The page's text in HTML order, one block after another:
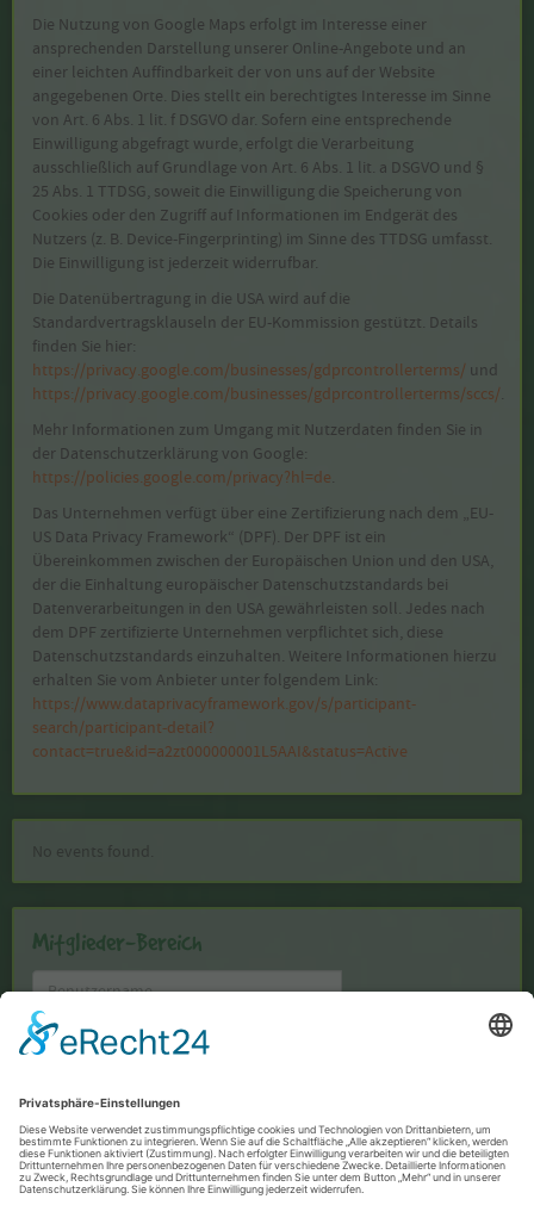
Die Nutzung von Google Maps erfolgt im Interesse einer
ansprechenden Darstellung unserer Online-Angebote und an
einer leichten Auffindbarkeit der von uns auf der Website
angegebenen Orte. Dies stellt ein berechtigtes Interesse im Sinne
von Art. 6 Abs. 1 lit. f DSGVO dar. Sofern eine entsprechende
Einwilligung abgefragt wurde, erfolgt die Verarbeitung
ausschließlich auf Grundlage von Art. 6 Abs. 1 lit. a DSGVO und §
25 Abs. 1 TTDSG, soweit die Einwilligung die Speicherung von
Cookies oder den Zugriff auf Informationen im Endgerät des
Nutzers (z. B. Device-Fingerprinting) im Sinne des TTDSG umfasst.
Die Einwilligung ist jederzeit widerrufbar.
Die Datenübertragung in die USA wird auf die
Standardvertragsklauseln der EU-Kommission gestützt. Details
finden Sie hier:
https://privacy.google.com/businesses/gdprcontrollerterms/ und
https://privacy.google.com/businesses/gdprcontrollerterms/sccs/.
Mehr Informationen zum Umgang mit Nutzerdaten finden Sie in
der Datenschutzerklärung von Google:
https://policies.google.com/privacy?hl=de.
Das Unternehmen verfügt über eine Zertifizierung nach dem „EU-
US Data Privacy Framework“ (DPF). Der DPF ist ein
Übereinkommen zwischen der Europäischen Union und den USA,
der die Einhaltung europäischer Datenschutzstandards bei
Datenverarbeitungen in den USA gewährleisten soll. Jedes nach
dem DPF zertifizierte Unternehmen verpflichtet sich, diese
Datenschutzstandards einzuhalten. Weitere Informationen hierzu
erhalten Sie vom Anbieter unter folgendem Link:
https://www.dataprivacyframework.gov/s/participant-
search/participant-detail?
contact=true&id=a2zt000000001L5AAI&status=Active
No events found.
Mitglieder-Bereich
Benutzername
Passwort
Passwort anzeigen
Angemeldet bleiben